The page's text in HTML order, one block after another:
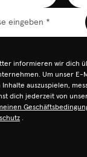
informieren wir dich
Um unser E-
auszuspielen,
dich jederzeit von
.